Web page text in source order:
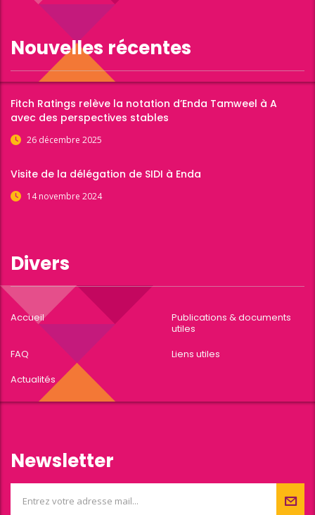
Nouvelles récentes
Fitch Ratings relève la notation d’Enda Tamweel à A
avec des perspectives stables
26 décembre 2025
Visite de la délégation de SIDI à Enda
14 novembre 2024
Divers
Accueil
Publications & documents
utiles
FAQ
Liens utiles
Actualités
Newsletter